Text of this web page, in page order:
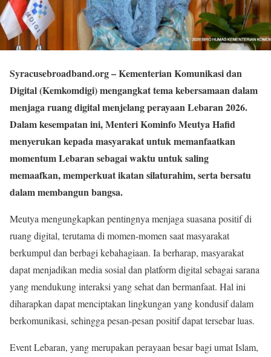
Syracusebroadband.org– Kementerian Komunikasi dan
Digital (Kemkomdigi) mengangkat tema kebersamaan dalam
menjaga ruang digital menjelang perayaan Lebaran 2026.
Dalam kesempatan ini, Menteri Kominfo Meutya Hafid
menyerukan kepada masyarakat untuk memanfaatkan
momentum Lebaran sebagai waktu untuk saling
memaafkan, memperkuat ikatan silaturahim, serta bersatu
dalam membangun bangsa.
Meutya mengungkapkan pentingnya menjaga suasana positif di
ruang digital, terutama di momen-momen saat masyarakat
berkumpul dan berbagi kebahagiaan. Ia berharap, masyarakat
dapat menjadikan media sosial dan platform digital sebagai sarana
yang mendukung interaksi yang sehat dan bermanfaat. Hal ini
diharapkan dapat menciptakan lingkungan yang kondusif dalam
berkomunikasi, sehingga pesan-pesan positif dapat tersebar luas.
Event Lebaran, yang merupakan perayaan besar bagi umat Islam,